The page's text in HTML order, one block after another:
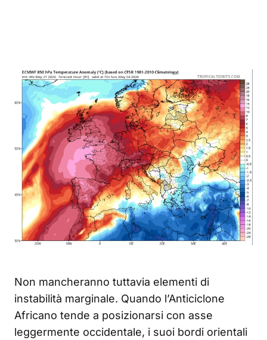
Non mancheranno tuttavia elementi di
instabilità marginale. Quando l’Anticiclone
Africano tende a posizionarsi con asse
leggermente occidentale, i suoi bordi orientali